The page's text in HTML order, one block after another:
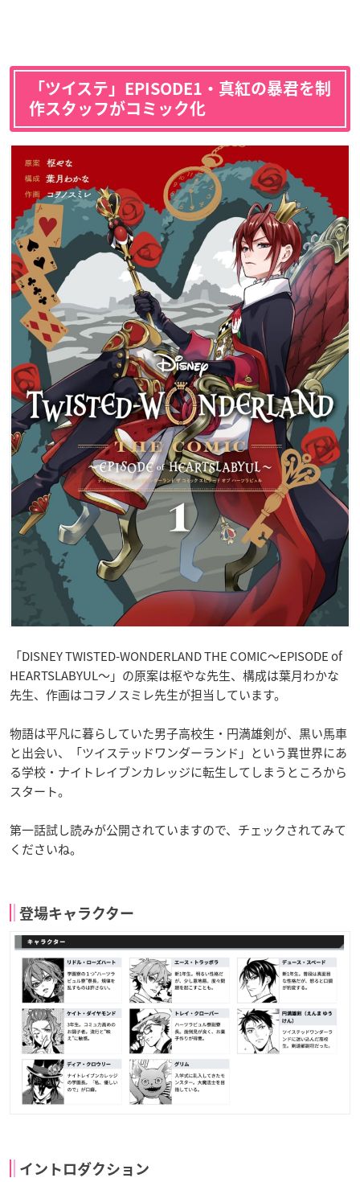
「ツイステ」EPISODE1・真紅の暴君を制
作スタッフがコミック化
「DISNEY TWISTED-WONDERLAND THE COMIC～EPISODE of
HEARTSLABYUL～」の原案は枢やな先生、構成は葉月わかな
先生、作画はコヲノスミレ先生が担当しています。
物語は平凡に暮らしていた男子高校生・円満雄剣が、黒い馬車
と出会い、「ツイステッドワンダーランド」という異世界にあ
る学校・ナイトレイブンカレッジに転生してしまうところから
スタート。
第一話試し読みが公開されていますので、チェックされてみて
くださいね。
登場キャラクター
イントロダクション